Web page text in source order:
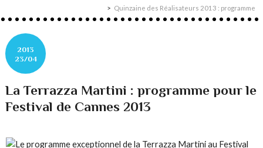
Quinzaine des Réalisateurs 2013 : programme
2013
23/04
La Terrazza Martini : programme pour le
Festival de Cannes 2013